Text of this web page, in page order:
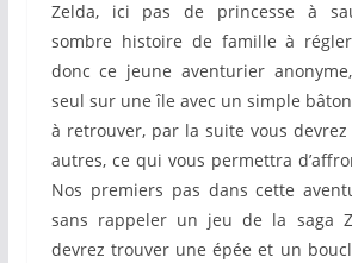
Zelda, ici pas de princesse à
sombre histoire de famille à
donc ce jeune aventurier
seul sur une île avec un simple
à retrouver, par la suite vous
autres, ce qui vous permettra
Nos premiers pas dans cette
sans rappeler un jeu de la saga
devrez trouver une épée et un